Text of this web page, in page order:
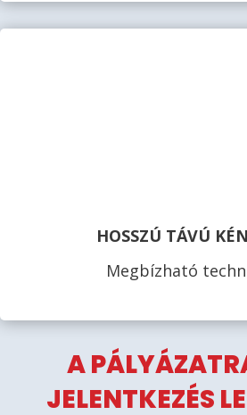
HOSSZÚ TÁVÚ
Megbízható
A
JELENTKEZÉS